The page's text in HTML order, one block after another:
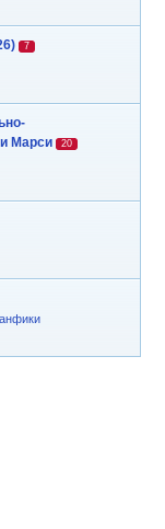
7
Марси
20